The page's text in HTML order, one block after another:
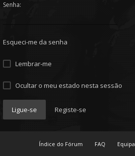
Senha:
Esqueci-me da senha
Lembrar-me
Ocultar o meu estado nesta sessão
Ligue-se Registe-se
Índice do Fórum FAQ Equipa